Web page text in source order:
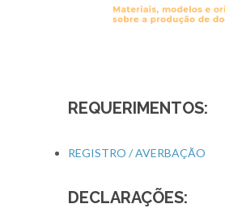
REQUERIMENTOS:
REGISTRO / AVERBAÇÃO
DECLARAÇÕES: